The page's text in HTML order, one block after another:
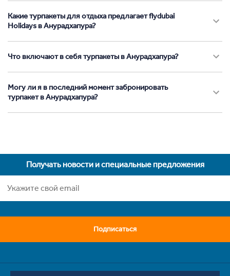
Какие турпакеты для отдыха предлагает flydubai
Holidays в Анурадхапура?
Что включают в себя турпакеты в Анурадхапура?
Могу ли я в последний момент забронировать
турпакет в Анурадхапура?
Получать новости и специальные предложения
Подписаться